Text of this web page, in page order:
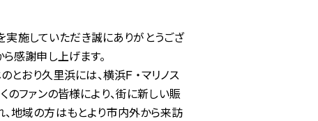
実施していただき誠にありがとうござ
感謝申し上げます。
とおり久里浜には、横浜F ・マリノス
ファンの皆様により、街に新しい賑
地域の方はもとより市内外から来訪